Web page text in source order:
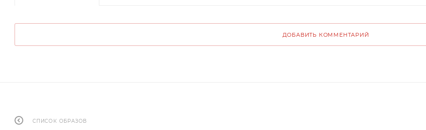
ДОБАВИТЬ КОММЕНТАРИЙ
СПИСОК ОБРАЗОВ